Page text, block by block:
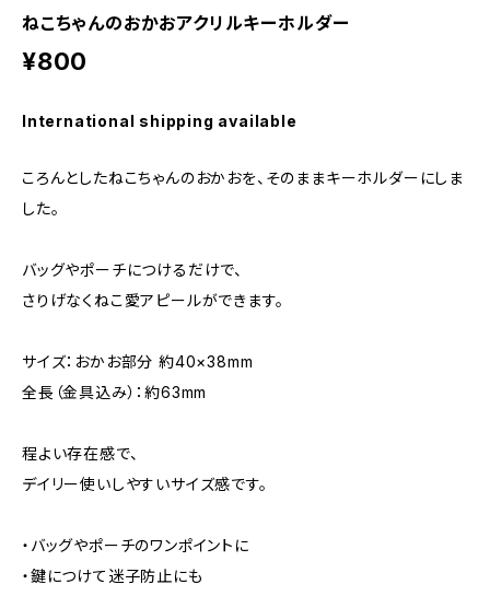
ねこちゃんのおかおアクリルキーホルダー
¥800
International shipping available
ころんとしたねこちゃんのおかおを、そのままキーホルダーにしま
した。
バッグやポーチにつけるだけで、
さりげなくねこ愛アピールができます。
サイズ：おかお部分 約40×38mm
全長（金具込み）：約63mm
程よい存在感で、
デイリー使いしやすいサイズ感です。
・バッグやポーチのワンポイントに
・鍵につけて迷子防止にも